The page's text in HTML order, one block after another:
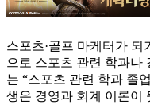
스포츠·골프 마케터가
으로 스포츠 관련 학과나
는 “스포츠 관련 학과 졸
생은 경영과 회계 이론이